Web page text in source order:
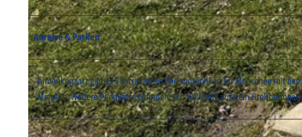
© Nordseebad Otterndorf | CC-BY
Anreise & Parken
Am Ankerplatz gibt es 5 barrierefreie Parkmöglichkeit für Menschen mit
Minuten. Weitere Parkplätze befinden sich fußläufig auf dem